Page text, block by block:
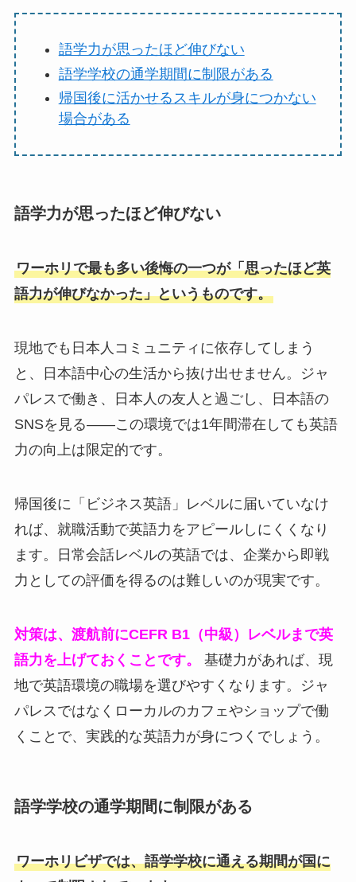
語学力が思ったほど伸びない
語学学校の通学期間に制限がある
帰国後に活かせるスキルが身につかない
場合がある
語学力が思ったほど伸びない
ワーホリで最も多い後悔の一つが「思ったほど英
語力が伸びなかった」というものです。
現地でも日本人コミュニティに依存してしまう
と、日本語中心の生活から抜け出せません。ジャ
パレスで働き、日本人の友人と過ごし、日本語の
SNSを見る——この環境では1年間滞在しても英語
力の向上は限定的です。
帰国後に「ビジネス英語」レベルに届いていなけ
れば、就職活動で英語力をアピールしにくくなり
ます。日常会話レベルの英語では、企業から即戦
力としての評価を得るのは難しいのが現実です。
対策は、渡航前にCEFR B1（中級）レベルまで英
語力を上げておくことです。
基礎力があれば、現
地で英語環境の職場を選びやすくなります。ジャ
パレスではなくローカルのカフェやショップで働
くことで、実践的な英語力が身につくでしょう。
語学学校の通学期間に制限がある
ワーホリビザでは、語学学校に通える期間が国に